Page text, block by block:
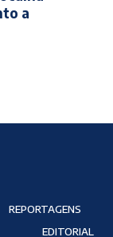
a
REPORTAGENS
EDITORIAL